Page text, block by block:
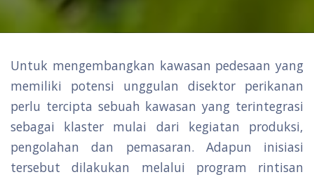
Untuk mengembangkan kawasan pedesaan yang
memiliki potensi unggulan disektor perikanan
perlu tercipta sebuah kawasan yang terintegrasi
sebagai klaster mulai dari kegiatan produksi,
pengolahan dan pemasaran. Adapun inisiasi
tersebut dilakukan melalui program rintisan